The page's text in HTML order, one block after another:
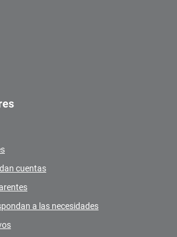
cuentas
a las necesidades